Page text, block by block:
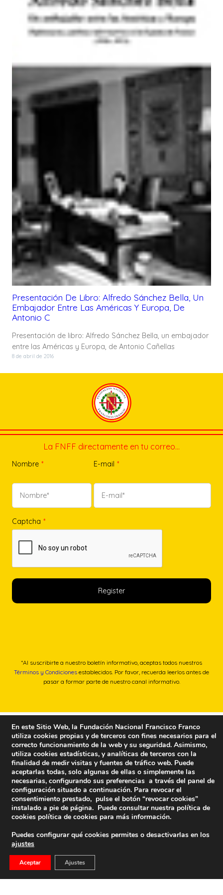
Presentación De Libro: Alfredo Sánchez Bella, Un
Embajador Entre Las Américas Y Europa, De
Antonio C
Presentación de libro: Alfredo Sánchez Bella, un embajador
entre las Américas y Europa, de Antonio Cañellas
8 de abril de 2016
La FNFF directamente en tu correo…
Nombre * E-mail *
Captcha *
*Al suscribirte a nuestro boletín informativo, aceptas todos nuestros
Términos y Condiciones establecidos. Por favor, recuerda leerlos antes de
pasar a formar parte de nuestro canal informativo.
Fundación Nacional Francisco Franco
Calle Edgar Neville, 1 -1º Izq
En este Sitio Web, la Fundación Nacional Francisco Franco
utiliza cookies propias y de terceros con fines necesarios para el
correcto funcionamiento de la web y su seguridad. Asimismo,
utiliza cookies estadísticas, y analíticas de terceros con la
finalidad de medir visitas y fuentes de tráfico web. Puede
aceptarlas todas, solo algunas de ellas o simplemente las
necesarias, configurando sus preferencias a través del panel de
configuración situado a continuación. Para revocar el
consentimiento prestado, pulse el botón “revocar cookies”
instalado a pie de página. Puede consultar nuestra política de
cookies política de cookies para más información.
Puedes configurar qué cookies permites o desactivarlas en los
ajustes
Aceptar Ajustes